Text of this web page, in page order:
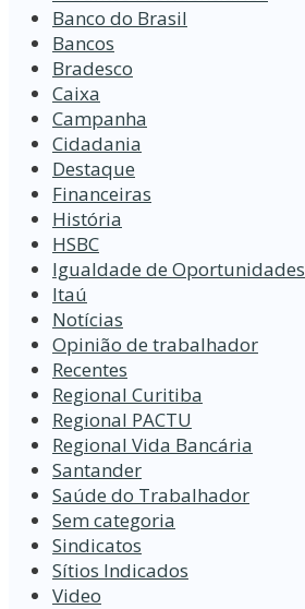
Banco do Brasil
Bancos
Bradesco
Caixa
Campanha
Cidadania
Destaque
Financeiras
História
HSBC
Igualdade de Oportunidades
Itaú
Notícias
Opinião de trabalhador
Recentes
Regional Curitiba
Regional PACTU
Regional Vida Bancária
Santander
Saúde do Trabalhador
Sem categoria
Sindicatos
Sítios Indicados
Video